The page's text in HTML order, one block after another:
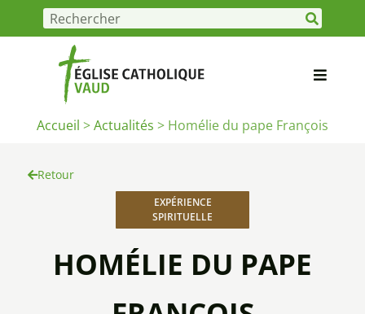
Accueil >Actualités > Homélie du pape François
Retour
EXPÉRIENCE
SPIRITUELLE
HOMÉLIE DU PAPE